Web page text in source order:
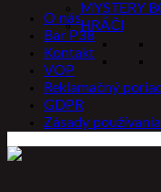
MYSTERY
HRÁČI
O nás
Bar P38
Kontakt
VOP
Reklamačný
GDPR
Zásady